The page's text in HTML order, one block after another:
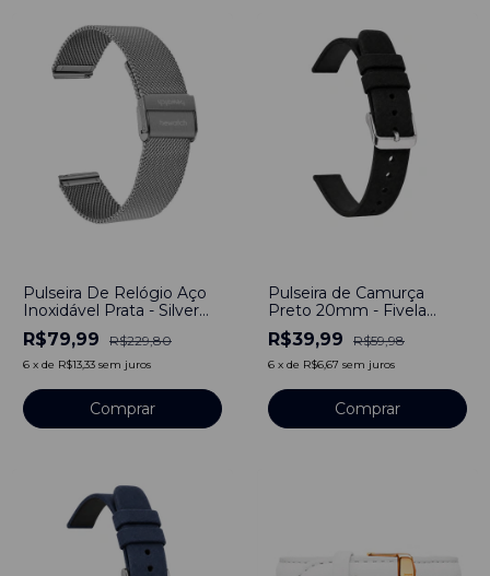
Pulseira De Relógio Aço
Inoxidável Prata - Silver
22mm Com Engate
Rápido
R$79,99 R$229,80
6 x de R$13,33 sem juros
Comprar
Pulseira de Camurça
Preto 20mm - Fivela
Prata
R$39,99 R$59,98
6 x de R$6,67 sem juros
Comprar